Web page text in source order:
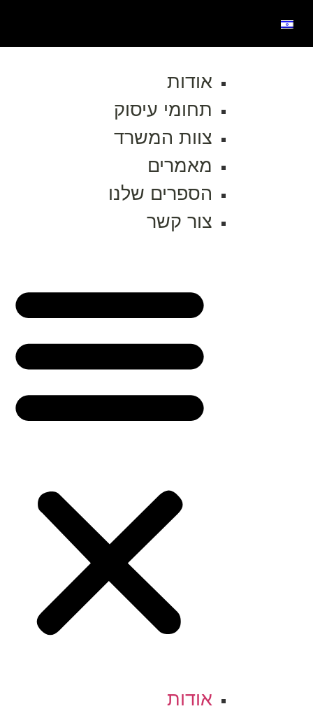
אודות
תחומי עיסוק
צוות המשרד
מאמרים
הספרים שלנו
צור קשר
אודות